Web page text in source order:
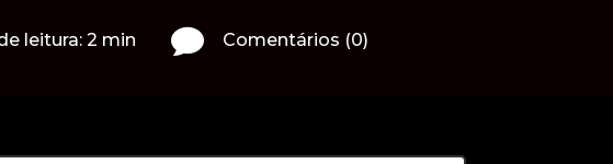
leitura: 2 min  Comentários (0)